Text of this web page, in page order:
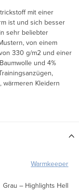
mit einer
ist und sich besser
sehr beliebter
von einem
330 g/m2 und einer
und 4%
wärmeren Kleidern
Warmkeeper
Grau – Highlights Hell